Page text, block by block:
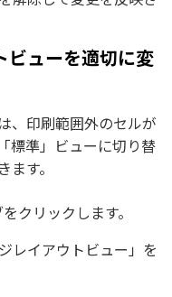
ビューを適切に変
、印刷範囲外のセルが
標準」ビューに切り替
す。
クリックします。
レイアウトビュー」を